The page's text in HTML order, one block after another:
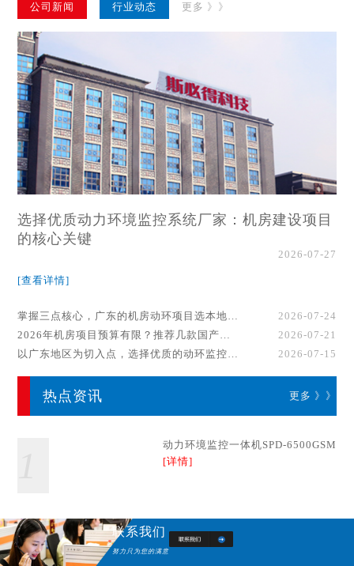
公司新闻 行业动态 更多 》》
选择优质动力环境监控系统厂家：机房建设项目
的核心关键
2026-07-27
[查看详情]
掌握三点核心，广东的机房动环项目选本地厂家事半功倍！
2026-07-24
2026年机房项目预算有限？推荐几款国产动环监控系统品牌
2026-07-21
以广东地区为切入点，选择优质的动环监控系统厂家
2026-07-15
热点资讯 更多 》》
动力环境监控一体机SPD-6500GSM
[详情]
联系我们
努力只为您的满意